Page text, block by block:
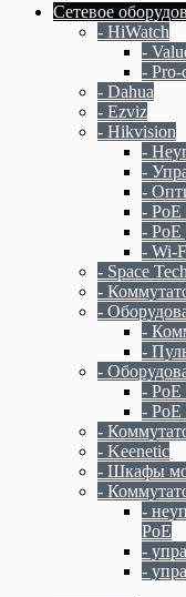
Сетевое
- HiWatch
-
- Pro-
- Dahua
- Ezviz
- Hikvision
-
-
-
-
- PoE
- Wi-
- Space
-
-
-
-
-
-
- PoE
-
- Keenetic
- Шкафы
-
-
PoE
-
-